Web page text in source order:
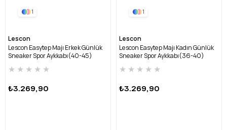
1
Lescon
Lescon Easytep Majı Erkek Günlük
Sneaker Spor Aykkabı(40-45)
★ ★ ★ ★ ★
₺3.269,90
1
Lescon
Lescon Easytep Majı Kadın Günlük
Sneaker Spor Aykkabı(36-40)
★ ★ ★ ★ ★
₺3.269,90